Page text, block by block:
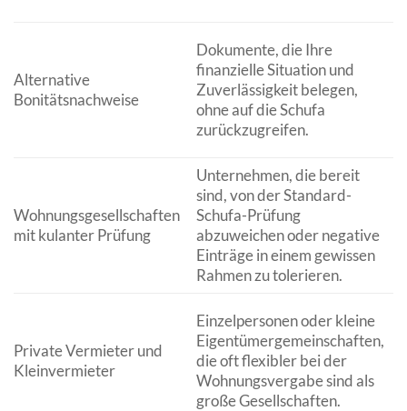
Alternative
Bonitätsnachweise
Dokumente, die Ihre
finanzielle Situation und
Zuverlässigkeit belegen,
ohne auf die Schufa
zurückzugreifen.
Wohnungsgesellschaften
mit kulanter Prüfung
Unternehmen, die bereit
sind, von der Standard-
Schufa-Prüfung
abzuweichen oder negative
Einträge in einem gewissen
Rahmen zu tolerieren.
Private Vermieter und
Kleinvermieter
Einzelpersonen oder kleine
Eigentümergemeinschaften,
die oft flexibler bei der
Wohnungsvergabe sind als
große Gesellschaften.